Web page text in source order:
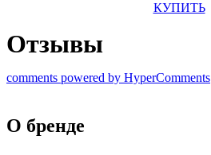
КУПИТЬ
Отзывы
comments powered by HyperComments
О бренде